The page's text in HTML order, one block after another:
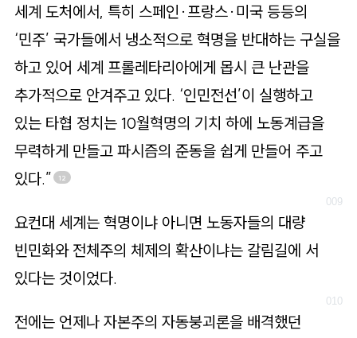
세계 도처에서, 특히 스페인·프랑스·미국 등등의
‘민주’ 국가들에서 냉소적으로 혁명을 반대하는 구실을
하고 있어 세계 프롤레타리아에게 몹시 큰 난관을
추가적으로 안겨주고 있다. ‘인민전선’이 실행하고
있는 타협 정치는 10월혁명의 기치 하에 노동계급을
무력하게 만들고 파시즘의 준동을 쉽게 만들어 주고
있다.”
12
요컨대 세계는 혁명이냐 아니면 노동자들의 대량
빈민화와 전체주의 체제의 확산이냐는 갈림길에 서
있다는 것이었다.
전에는 언제나 자본주의 자동붕괴론을 배격했던